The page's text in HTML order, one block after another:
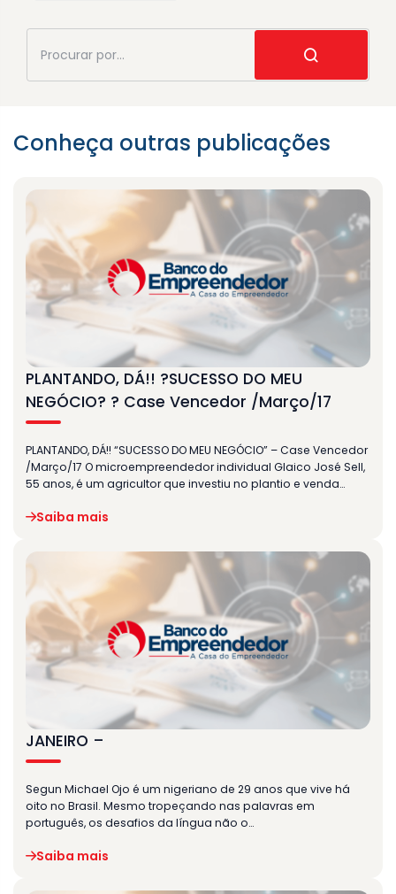
Conheça outras publicações
PLANTANDO, DÁ!! ?SUCESSO DO MEU
NEGÓCIO? ? Case Vencedor /Março/17
PLANTANDO, DÁ!! “SUCESSO DO MEU NEGÓCIO” – Case Vencedor
/Março/17 O microempreendedor individual Glaico José Sell,
55 anos, é um agricultor que investiu no plantio e venda…
Saiba mais
JANEIRO –
Segun Michael Ojo é um nigeriano de 29 anos que vive há
oito no Brasil. Mesmo tropeçando nas palavras em
português, os desafios da língua não o…
Saiba mais